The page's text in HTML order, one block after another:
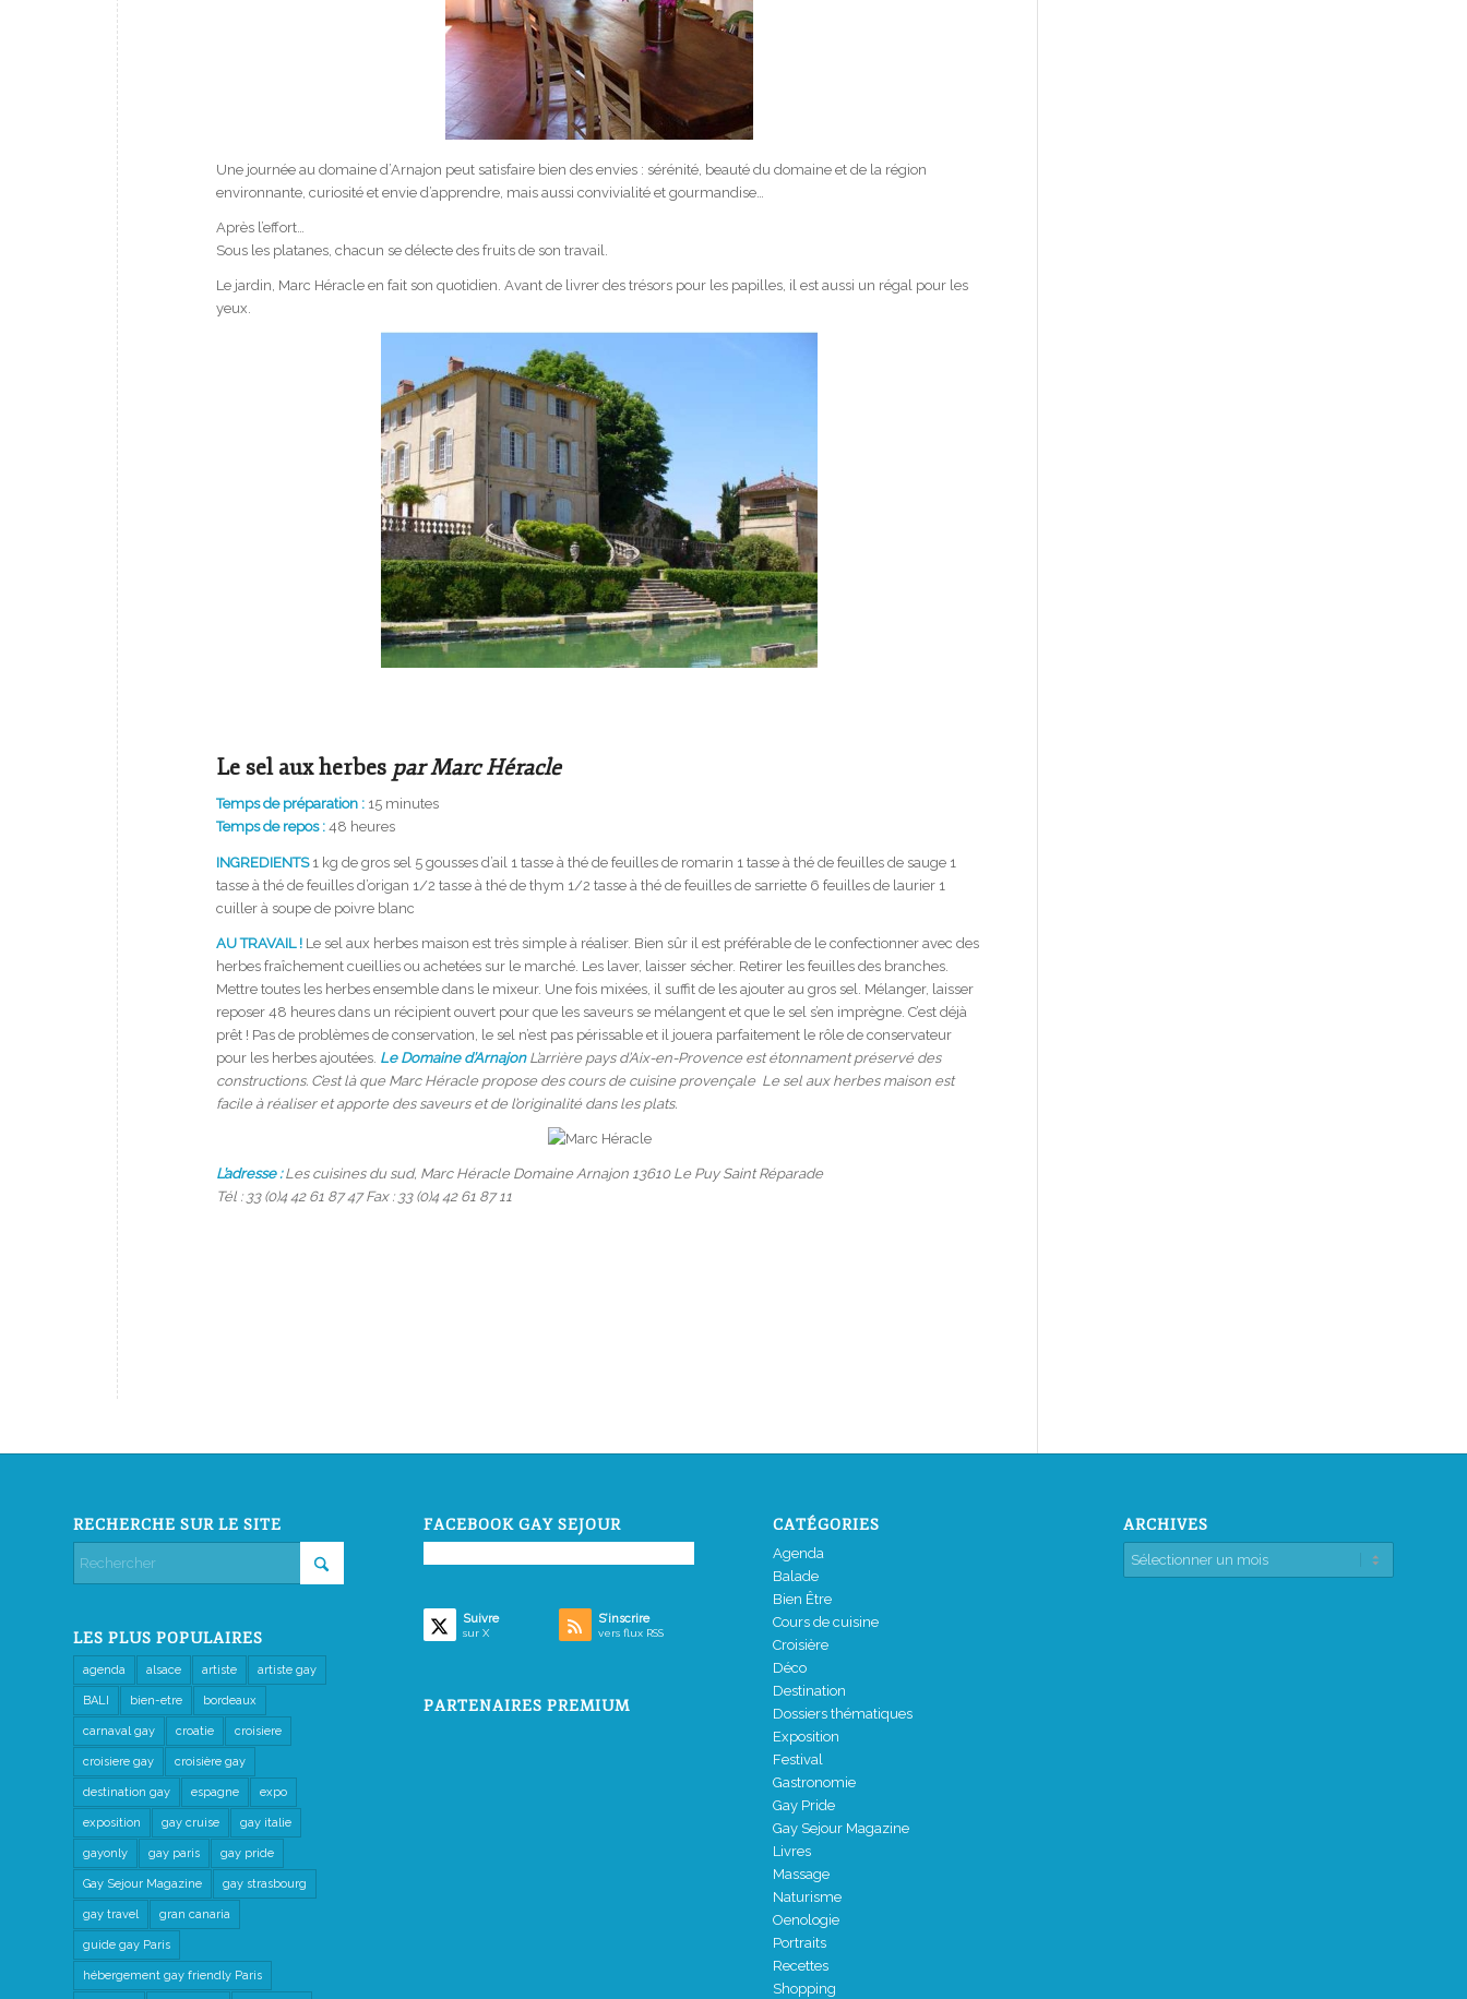
Une journée au domaine d’Arnajon peut satisfaire bien des envies : sérénité, beauté du domaine et de la région
environnante, curiosité et envie d’apprendre, mais aussi convivialité et gourmandise…
Après l’effort…
Sous les platanes, chacun se délecte des fruits de son travail.
Le jardin, Marc Héracle en fait son quoti­dien. Avant de livrer des trésors pour les papilles, il est aussi un régal pour les
yeux.
Le sel aux herbes par Marc Héracle
Temps de préparation : 15 minutes
Temps de repos : 48 heures
INGREDIENTS1 kg de gros sel 5 gousses d’ail 1 tasse à thé de feuilles de romarin 1 tasse à thé de feuilles de sauge 1
tasse à thé de feuilles d’origan 1/2 tasse à thé de thym 1/2 tasse à thé de feuilles de sarriette 6 feuilles de laurier 1
cuiller à soupe de poivre blanc
AU TRAVAIL ! Le sel aux herbes maison est très simple à réali­ser. Bien sûr il est préférable de le confectionner avec des
herbes fraîchement cueillies ou ache­tées sur le marché. Les laver, laisser sécher. Retirer les feuilles des branches.
Mettre toutes les herbes ensemble dans le mixeur. Une fois mixées, il suffit de les ajouter au gros sel. Mélanger, laisser
reposer 48 heures dans un récipient ouvert pour que les saveurs se mélan­gent et que le sel s’en imprègne. C’est déjà
prêt ! Pas de problèmes de conservation, le sel n’est pas périssable et il jouera parfaitement le rôle de conservateur
pour les herbes ajoutées. Le Domaine d’Arnajon L’arrière pays d’Aix-en-Provence est étonnament préservé des
constructions. C’est là que Marc Héracle propose des cours de cuisine provençale Le sel aux herbes maison est
facile à réaliser et apporte des saveurs et de l’originalité dans les plats.
L’adresse : Les cuisines du sud, Marc Héracle Domaine Arnajon 13610 Le Puy Saint Réparade
Tél : 33 (0)4 42 61 87 47 Fax : 33 (0)4 42 61 87 11
RECHERCHE SUR LE SITE
LES PLUS POPULAIRES
agenda alsace artiste artiste gay
BALI bien-etre bordeaux
carnaval gay croatie croisiere
croisiere gay croisière gay
destination gay espagne expo
exposition gay cruise gay italie
gayonly gay paris gay pride
Gay Sejour Magazine gay strasbourg
gay travel gran canaria
guide gay Paris
hébergement gay friendly Paris
FACEBOOK GAY SEJOUR
Suivre
sur X
S’inscrire
vers flux RSS
PARTENAIRES PREMIUM
CATÉGORIES
Agenda
Balade
Bien Être
Cours de cuisine
Croisière
Déco
Destination
Dossiers thématiques
Exposition
Festival
Gastronomie
Gay Pride
Gay Sejour Magazine
Livres
Massage
Naturisme
Oenologie
Portraits
Recettes
Shopping
ARCHIVES